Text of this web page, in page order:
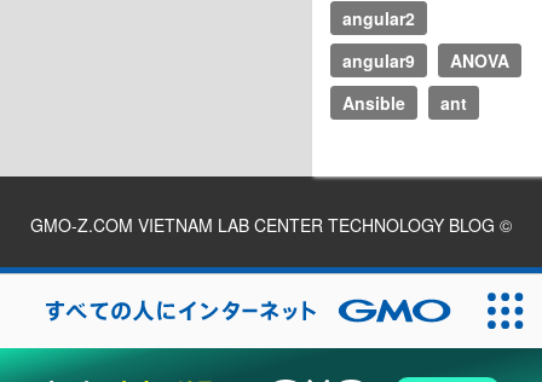
angular2
angular9
ANOVA
Ansible
ant
GMO-Z.COM VIETNAM LAB CENTER TECHNOLOGY BLOG ©
2026